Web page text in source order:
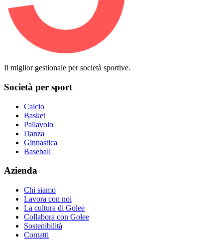
Il miglior gestionale per società sportive.
Società per sport
Calcio
Basket
Pallavolo
Danza
Ginnastica
Baseball
Azienda
Chi siamo
Lavora con noi
La cultura di Golee
Collabora con Golee
Sostenibilità
Contatti